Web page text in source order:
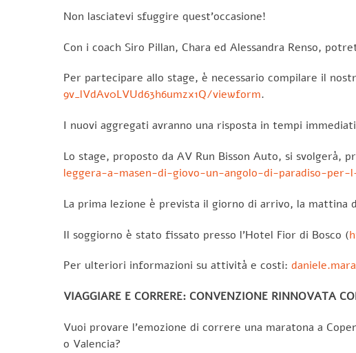
Non lasciatevi sfuggire quest’occasione!
Con i coach Siro Pillan, Chara ed Alessandra Renso,
Per partecipare allo stage, è necessario compilare il
9v_lVdAv0LVUd63h6umzx1Q/viewform.
I nuovi aggregati avranno una risposta in tempi
Lo stage, proposto da AV Run Bisson Auto, si svolgerà,
leggera-a-masen-di-giovo-un-angolo-di-paradiso-
La prima lezione è prevista il giorno di arrivo, la mattina
Il soggiorno è stato fissato presso l’Hotel Fior di Bosco (
Per ulteriori informazioni su attività e costi:
VIAGGIARE E CORRERE: CONVENZIONE RINNOVATA
Vuoi provare l’emozione di correre una maratona a
o Valencia?